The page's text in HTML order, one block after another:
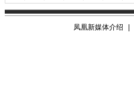
凤凰新媒体介绍 |